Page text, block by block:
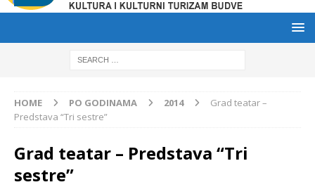
HOME PO GODINAMA 2014
Grad teatar –
Predstava “Tri sestre”
Grad teatar – Predstava “Tri
sestre”